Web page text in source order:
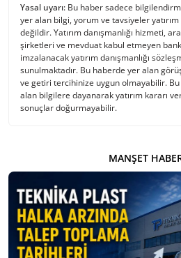
Yasal uyarı: Bu haber sadece
yer alan bilgi, yorum ve tavsiyeler yatırım
değildir. Yatırım danışmanlığı hizmeti,
şirketleri ve mevduat kabul etmeyen
imzalanacak yatırım danışmanlığı
sunulmaktadır. Bu haberde yer alan
ve getiri tercihinize uygun olmayabilir.
alan bilgilere dayanarak yatırım kararı
sonuçlar doğurmayabilir.
MANŞET